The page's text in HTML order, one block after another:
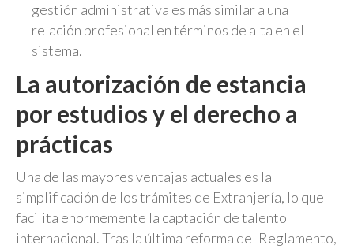
gestión administrativa es más similar a una
relación profesional en términos de alta en el
sistema.
La autorización de estancia
por estudios y el derecho a
prácticas
Una de las mayores ventajas actuales es la
simplificación de los trámites de Extranjería, lo que
facilita enormemente la captación de talento
internacional. Tras la última reforma del Reglamento,